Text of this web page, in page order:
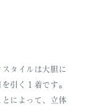
タイルは大胆に
引く１着です。
とによって、立体